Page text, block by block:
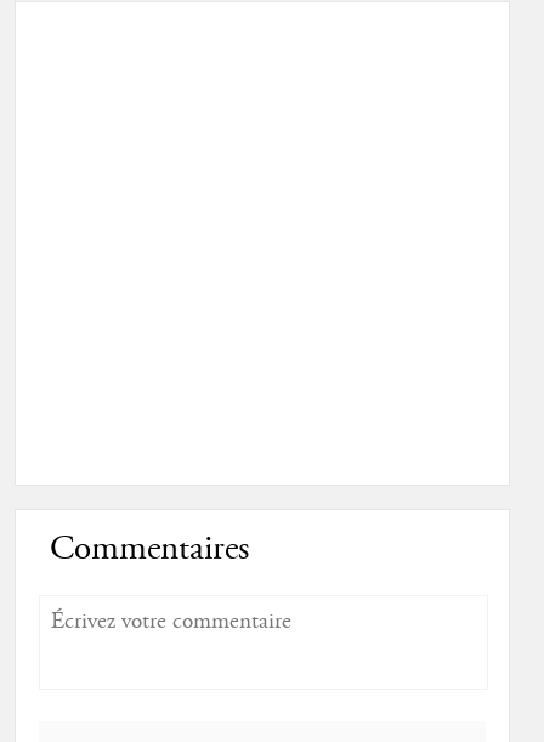
Commentaires